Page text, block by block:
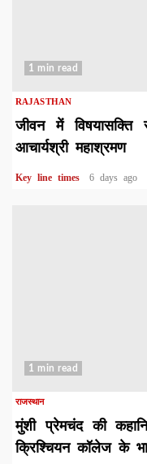
1 min read
RAJASTHAN
जीवन में
आचार्यश्री महाश्रमण
Key line times 6 days ago
1 min read
राजस्थान
मुंशी प्रेमचंद की
क्रिश्चियन कॉलेज के